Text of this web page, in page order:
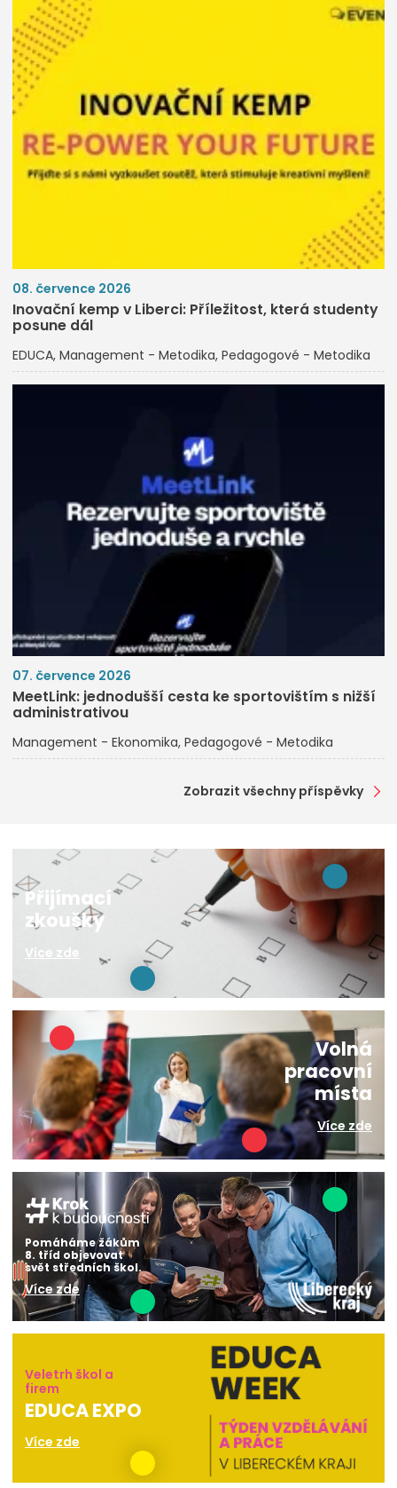
08. července 2026
Inovační kemp v Liberci: Příležitost, která studenty
posune dál
EDUCA Management - Metodika Pedagogové - Metodika
07. července 2026
MeetLink: jednodušší cesta ke sportovištím s nižší
administrativou
Management - Ekonomika Pedagogové - Metodika
Zobrazit všechny příspěvky
Přijímací
zkoušky
Více zde
Volná
pracovní
místa
Více zde
Pomáháme žákům
8. tříd objevovat
svět středních škol.
Více zde
Veletrh škol a
firem
EDUCA EXPO
Více zde